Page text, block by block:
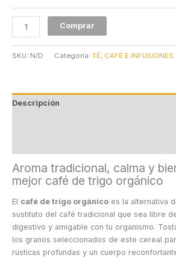
Comprar
SKU: N/D Categoría: TÉ, CAFÉ E INFUSIONES
Descripción
Aroma tradicional, calma y
mejor café de trigo orgánico
El café de trigo orgánico es la alternativa
sustituto del café tradicional que sea libre
digestivo y amigable con tu organismo.
los granos seleccionados de este cereal
rústicas profundas y un cuerpo